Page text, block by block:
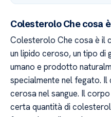
Colesterolo Che cosa
Colesterolo Che cosa è il
un lipido ceroso, un tipo di
umano e prodotto
specialmente nel fegato.
cerosa nel sangue. Il corpo
certa quantità di